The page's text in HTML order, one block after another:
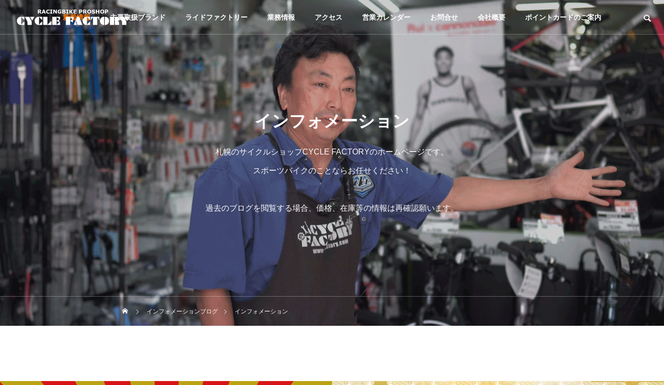
新着情報 主要取扱ブランド ライドファクトリー 業務情報 アクセス 営業カレンダー お問合せ 会社概要 ポイントカードのご案内
インフォメーション
札幌のサイクルショップCYCLE FACTORYのホームページです。
スポーツバイクのことならお任せください！
過去のブログを閲覧する場合、価格、在庫等の情報は再確認願います。
インフォメーションブログ インフォメーション